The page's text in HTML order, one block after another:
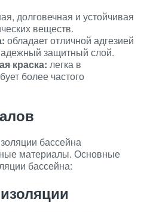
долговечная и устойчивая
веществ.
обладает отличной адгезией
защитный слой.
краска: легка в
более частого
бассейна
материалы. Основные
бассейна: